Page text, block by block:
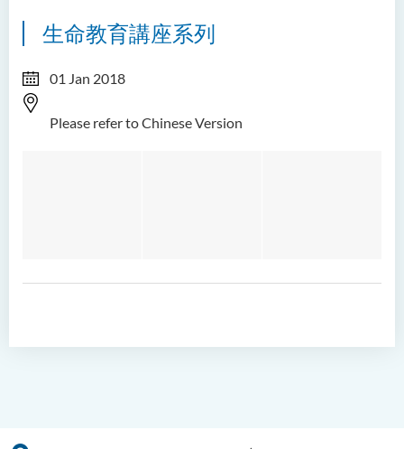
生命教育講座系列
01 Jan 2018
Please refer to Chinese Version